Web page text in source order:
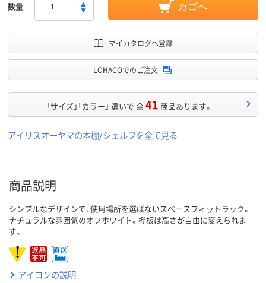
数量 カゴへ
マイカタログへ登録
LOHACOでのご注文
「サイズ」「カラー」 違いで 全41 商品あります。
アイリスオーヤマの本棚/シェルフを全て見る
商品説明
シンプルなデザインで、使用場所を選ばないスペースフィットラック。
ナチュラルな雰囲気のオフホワイト。棚板は高さが自由に変えられま
す。
アイコンの説明